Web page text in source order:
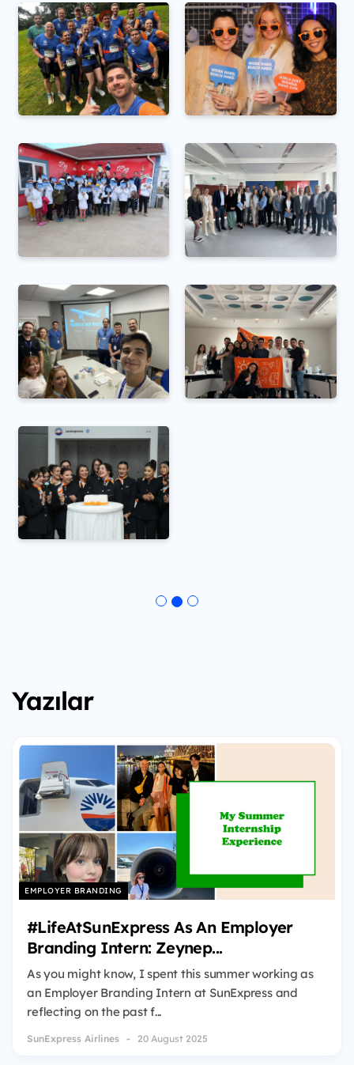
Yazılar
EMPLOYER BRANDING
#LifeAtSunExpress As An Employer
Branding Intern: Zeynep...
As you might know, I spent this summer working as
an Employer Branding Intern at SunExpress and
reflecting on the past f...
SunExpress Airlines 20 August 2025